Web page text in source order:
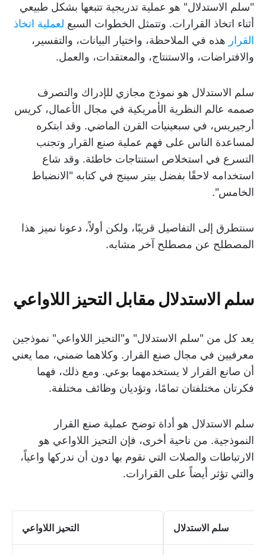
"سلم الاستدلال" هو عملية تدريجية تتبعها بشكل طبيعي
أثناء اتخاذ القرارات. وتتمثل الخطوات السبع لعملية اتخاذ
القرار هذه في الملاحظة، واختيار البيانات، والتفسير،
والافتراضات، والاستنتاج، والمعتقدات، والعمل.
سلم الاستدلال هو نموذج مجازي للإدراك والتصرف
صممه عالم النظرية الأمريكية في مجال الأعمال، كريس
أرجيريس، في سبعينيات القرن الماضي. وقد ابتكره
لمساعدة الناس على فهم عملية صنع القرار وتجنب
التسرع في استخلاص استنتاجات خاطئة. وقد شاع
استخدامه لاحقًا بفضل بيتر سينج في كتابه "الانضباط
الخامس".
سنتطرق إلى التفاصيل قريبًا، ولكن أولاً، دعونا نميز هذا
المصطلح عن مصطلح آخر مشابه.
سلم الاستدلال مقابل التحيز اللاواعي
يعد كل من "سلم الاستدلال" و"التحيز اللاواعي" نموذجين
معرفيين في مجال صنع القرار. وكلاهما ضمني، مما يعني
أن صانع القرار لا يستخدمهما بوعي. ومع ذلك، فهما
فكرتان مختلفتان تمامًا، وتؤديان وظائف مختلفة.
سلم الاستدلال هو أداة توضح عملية صنع القرار
النموذجية. من ناحية أخرى، فإن التحيز اللاواعي هو
الارتباطات والصلات التي نقوم بها دون أن ندركها واعياً،
والتي تؤثر أيضاً على القرارات.
سلم الاستدلال التحيز اللاواعي